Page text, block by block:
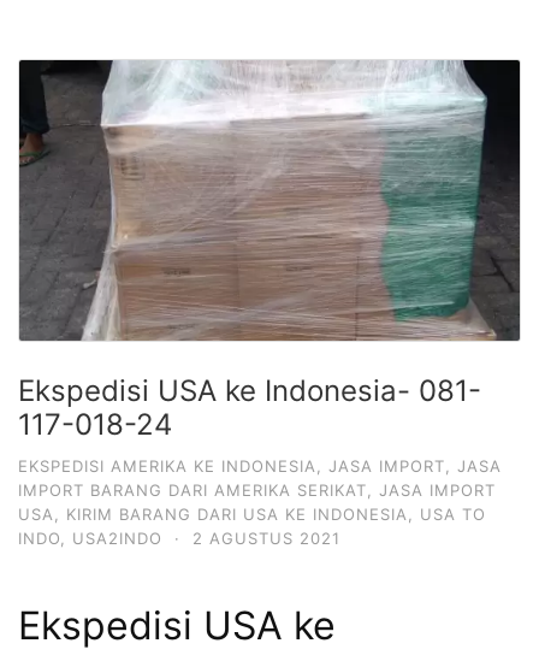
Ekspedisi USA ke Indonesia- 081-
117-018-24
EKSPEDISI AMERIKA KE INDONESIA JASA IMPORT
JASA
IMPORT BARANG DARI AMERIKA SERIKAT
JASA IMPORT
USA
KIRIM BARANG DARI USA KE INDONESIA
USA TO
INDO
USA2INDO · 2 AGUSTUS 2021
Ekspedisi USA ke